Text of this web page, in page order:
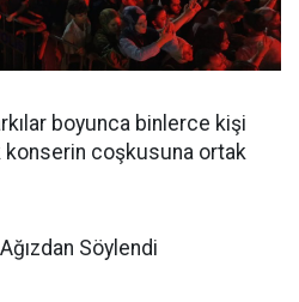
boyunca binlerce kişi
coşkusuna ortak
Söylendi